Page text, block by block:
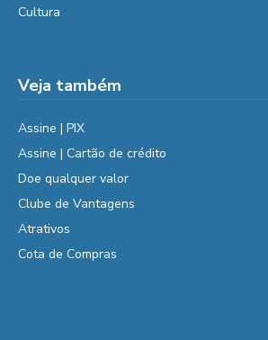
Cultura
Veja também
Assine | PIX
Assine | Cartão de crédito
Doe qualquer valor
Clube de Vantagens
Atrativos
Cota de Compras